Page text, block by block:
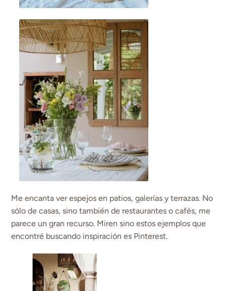
Me encanta ver espejos en patios, galerías y terrazas. No
sólo de casas, sino también de restaurantes o cafés, me
parece un gran recurso. Miren sino estos ejemplos que
encontré buscando inspiración es Pinterest.